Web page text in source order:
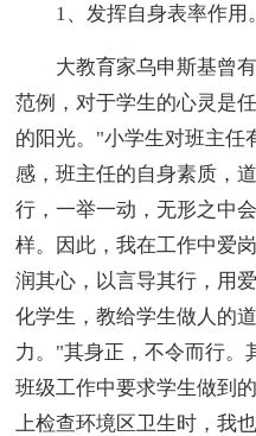
1、发挥自身表率作用。
大教育家乌申斯基曾
范例，对于学生的心灵是
的阳光。"小学生对班主任
感，班主任的自身素质，
行，一举一动，无形之中
样。因此，我在工作中爱
润其心，以言导其行，用
化学生，教给学生做人的
力。"其身正，不令而行。
班级工作中要求学生做到
上检查环境区卫生时，我